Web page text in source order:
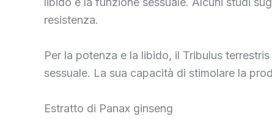
resistenza.
Per la potenza e la libido, il Tribulus
sessuale. La sua capacità di stimolare la
Estratto di Panax ginseng